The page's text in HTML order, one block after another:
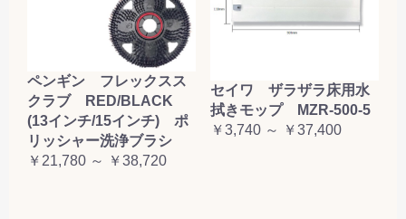
ペンギン フレックスス
クラブ RED/BLACK
(13インチ/15インチ) ポ
リッシャー洗浄ブラシ
￥21,780 ～ ￥38,720
セイワ ザラザラ床用水
拭きモップ MZR-500-5
￥3,740 ～ ￥37,400